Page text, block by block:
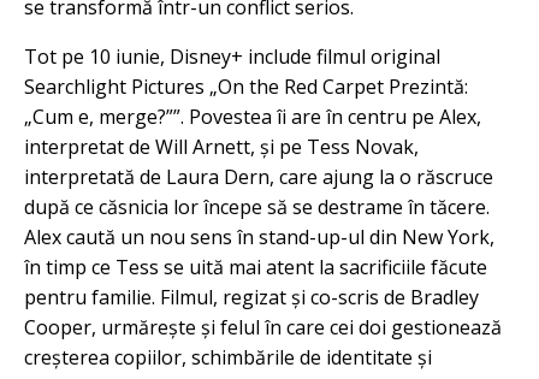
se transformă într-un conflict serios.
Tot pe 10 iunie, Disney+ include filmul original
Searchlight Pictures „On the Red Carpet Prezintă:
„Cum e, merge?””. Povestea îi are în centru pe Alex,
interpretat de Will Arnett, și pe Tess Novak,
interpretată de Laura Dern, care ajung la o răscruce
după ce căsnicia lor începe să se destrame în tăcere.
Alex caută un nou sens în stand-up-ul din New York,
în timp ce Tess se uită mai atent la sacrificiile făcute
pentru familie. Filmul, regizat și co-scris de Bradley
Cooper, urmărește și felul în care cei doi gestionează
creșterea copiilor, schimbările de identitate și